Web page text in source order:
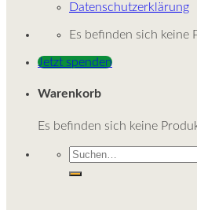
Datenschutzerklärung
Es befinden sich keine
Jetzt spenden
Warenkorb
Es befinden sich keine
Suche
nach: